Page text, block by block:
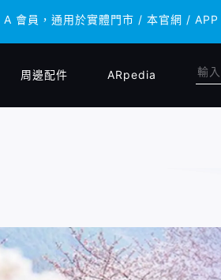
員，通用於實體門市 / 本官網 / APP
員，通用於實體門市 / 本官網 / APP
周邊配件 ARpedia